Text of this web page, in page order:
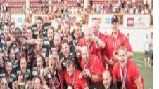
League 2026 - Las Utah
2026 (Oklahoma City,
2026 - Tadej Pogacar